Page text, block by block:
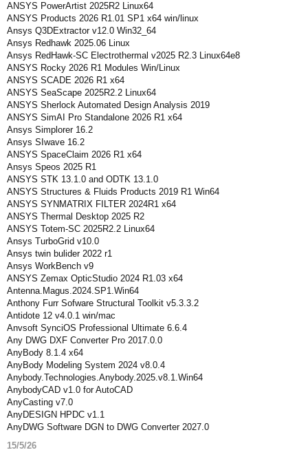
ANSYS PowerArtist 2025R2 Linux64
ANSYS Products 2026 R1.01 SP1 x64 win/linux
Ansys Q3DExtractor v12.0 Win32_64
Ansys Redhawk 2025.06 Linux
Ansys RedHawk-SC Electrothermal v2025 R2.3 Linux64e8
ANSYS Rocky 2026 R1 Modules Win/Linux
ANSYS SCADE 2026 R1 x64
ANSYS SeaScape 2025R2.2 Linux64
ANSYS Sherlock Automated Design Analysis 2019
ANSYS SimAI Pro Standalone 2026 R1 x64
Ansys Simplorer 16.2
Ansys SIwave 16.2
ANSYS SpaceClaim 2026 R1 x64
Ansys Speos 2025 R1
ANSYS STK 13.1.0 and ODTK 13.1.0
ANSYS Structures & Fluids Products 2019 R1 Win64
ANSYS SYNMATRIX FILTER 2024R1 x64
ANSYS Thermal Desktop 2025 R2
ANSYS Totem-SC 2025R2.2 Linux64
Ansys TurboGrid v10.0
Ansys twin bulider 2022 r1
Ansys WorkBench v9
ANSYS Zemax OpticStudio 2024 R1.03 x64
Antenna.Magus.2024.SP1.Win64
Anthony Furr Sofware Structural Toolkit v5.3.3.2
Antidote 12 v4.0.1 win/mac
Anvsoft SynciOS Professional Ultimate 6.6.4
Any DWG DXF Converter Pro 2017.0.0
AnyBody 8.1.4 x64
AnyBody Modeling System 2024 v8.0.4
Anybody.Technologies.Anybody.2025.v8.1.Win64
AnybodyCAD v1.0 for AutoCAD
AnyCasting v7.0
AnyDESIGN HPDC v1.1
AnyDWG Software DGN to DWG Converter 2027.0
15/5/26